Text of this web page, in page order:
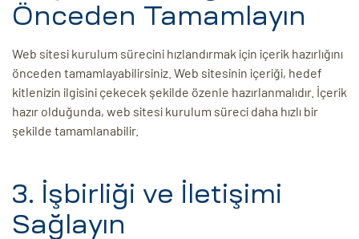
Önceden Tamamlayın
Web sitesi kurulum sürecini hızlandırmak için içerik hazırlığını
önceden tamamlayabilirsiniz. Web sitesinin içeriği, hedef
kitlenizin ilgisini çekecek şekilde özenle hazırlanmalıdır. İçerik
hazır olduğunda, web sitesi kurulum süreci daha hızlı bir
şekilde tamamlanabilir.
3. İşbirliği ve İletişimi
Sağlayın